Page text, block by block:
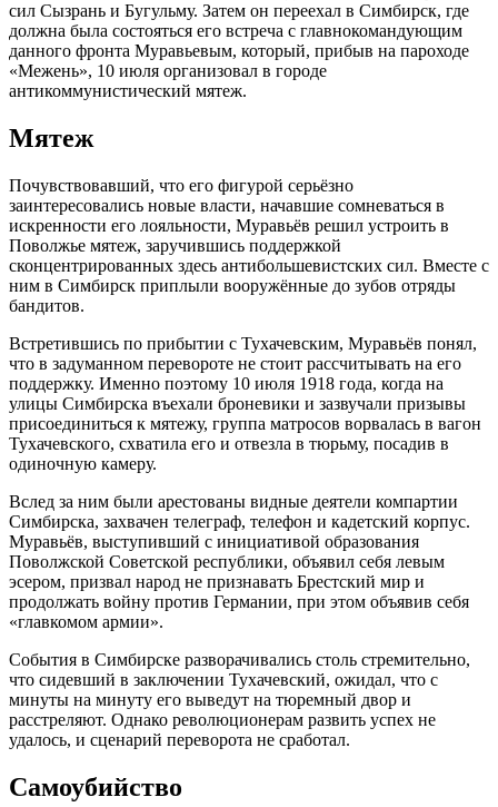
сил Сызрань и Бугульму. Затем он переехал в Симбирск, где
должна была состояться его встреча с главнокомандующим
данного фронта Муравьевым, который, прибыв на пароходе
«Межень», 10 июля организовал в городе
антикоммунистический мятеж.
Мятеж
Почувствовавший, что его фигурой серьёзно
заинтересовались новые власти, начавшие сомневаться в
искренности его лояльности, Муравьёв решил устроить в
Поволжье мятеж, заручившись поддержкой
сконцентрированных здесь антибольшевистских сил. Вместе с
ним в Симбирск приплыли вооружённые до зубов отряды
бандитов.
Встретившись по прибытии с Тухачевским, Муравьёв понял,
что в задуманном перевороте не стоит рассчитывать на его
поддержку. Именно поэтому 10 июля 1918 года, когда на
улицы Симбирска въехали броневики и зазвучали призывы
присоединиться к мятежу, группа матросов ворвалась в вагон
Тухачевского, схватила его и отвезла в тюрьму, посадив в
одиночную камеру.
Вслед за ним были арестованы видные деятели компартии
Симбирска, захвачен телеграф, телефон и кадетский корпус.
Муравьёв, выступивший с инициативой образования
Поволжской Советской республики, объявил себя левым
эсером, призвал народ не признавать Брестский мир и
продолжать войну против Германии, при этом объявив себя
«главкомом армии».
События в Симбирске разворачивались столь стремительно,
что сидевший в заключении Тухачевский, ожидал, что с
минуты на минуту его выведут на тюремный двор и
расстреляют. Однако революционерам развить успех не
удалось, и сценарий переворота не сработал.
Самоубийство